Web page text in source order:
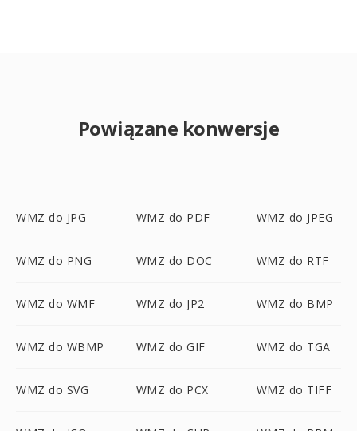
Powiązane konwersje
WMZ do JPG WMZ do PDF WMZ do JPEG
WMZ do PNG WMZ do DOC WMZ do RTF
WMZ do WMF WMZ do JP2 WMZ do BMP
WMZ do WBMP WMZ do GIF WMZ do TGA
WMZ do SVG WMZ do PCX WMZ do TIFF